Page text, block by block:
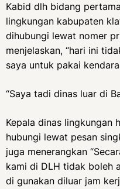
Kabid dlh bidang
lingkungan kabupaten
dihubungi lewat nomer
menjelaskan, “hari ini
saya untuk pakai
“Saya tadi dinas luar di
Kepala dinas lingkungan
hubungi lewat pesan
juga menerangkan
kami di DLH tidak boleh
di gunakan diluar jam